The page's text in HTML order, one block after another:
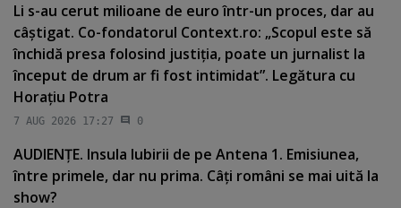
Li s-au cerut milioane de euro într-un proces, dar au
câştigat. Co-fondatorul Context.ro: „Scopul este să
închidă presa folosind justiţia, poate un jurnalist la
început de drum ar fi fost intimidat”. Legătura cu
Horaţiu Potra
7 AUG 2026 17:27 0
AUDIENŢE. Insula Iubirii de pe Antena 1. Emisiunea,
între primele, dar nu prima. Câţi români se mai uită la
show?